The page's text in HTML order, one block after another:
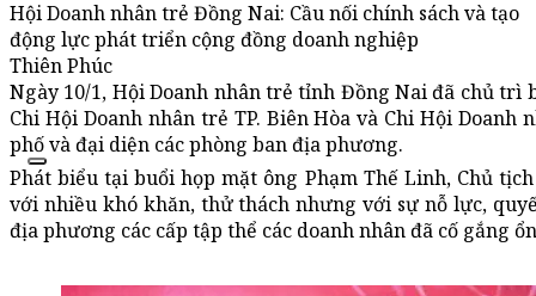
Hội Doanh nhân trẻ Đồng Nai: Cầu nối chính sách và tạo
động lực phát triển cộng đồng doanh nghiệp
Thiên Phúc
Ngày 10/1, Hội Doanh nhân trẻ tỉnh Đồng Nai đã chủ trì
Chi Hội Doanh nhân trẻ TP. Biên Hòa và Chi Hội
phố và đại diện các phòng ban địa phương.
Phát biểu tại buổi họp mặt ông Phạm Thế Linh, Chủ
với nhiều khó khăn, thử thách nhưng với sự nỗ lực,
địa phương các cấp tập thể các doanh nhân đã cố gắng